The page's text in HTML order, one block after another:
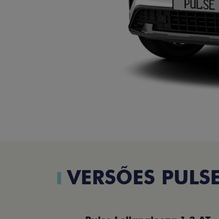
VERSÕES